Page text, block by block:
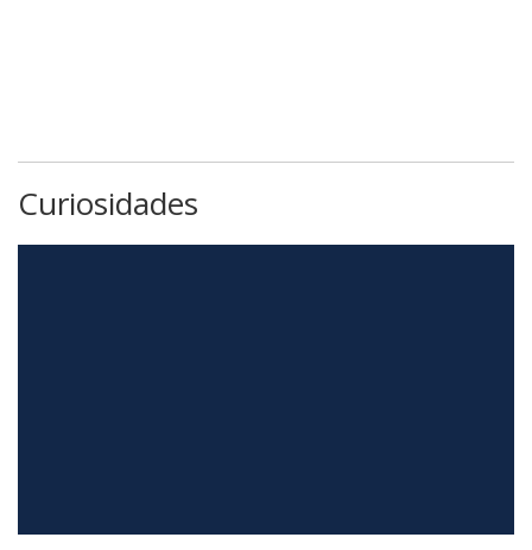
O Mosteiro que se tornou
Curiosidades